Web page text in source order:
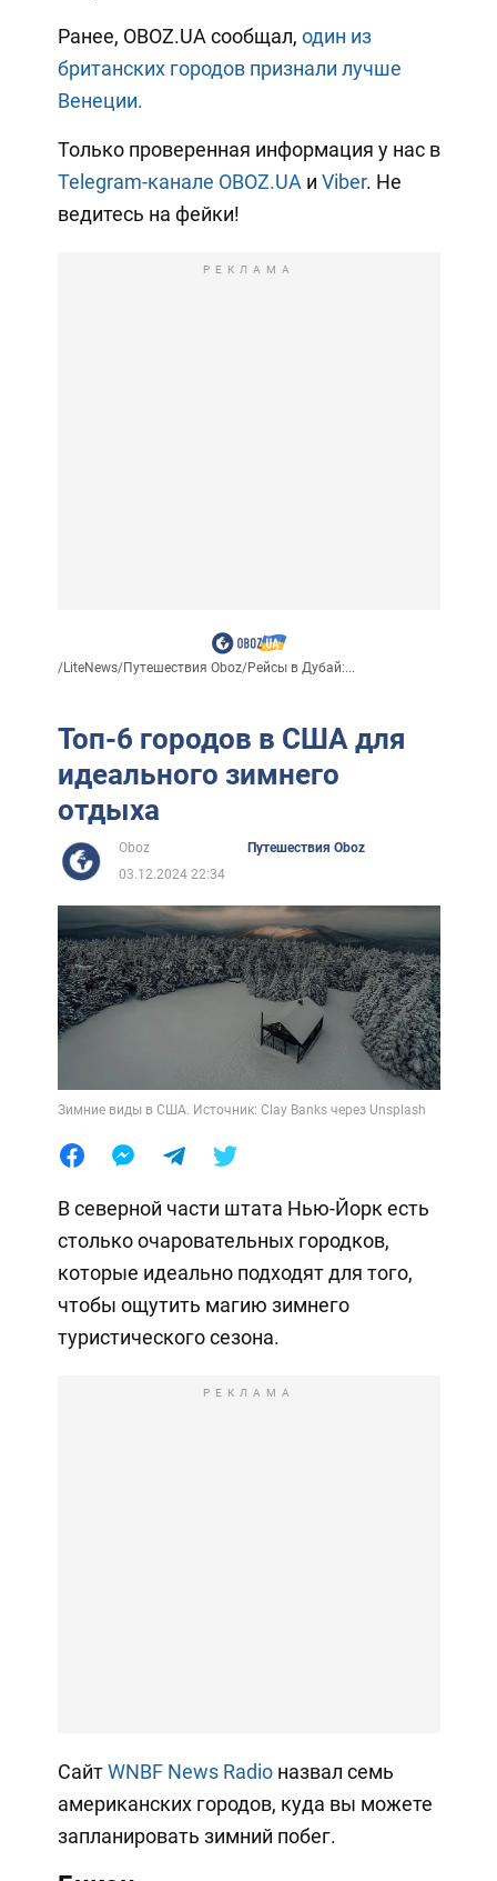
Ранее, OBOZ.UA сообщал, один из
британских городов признали лучше
Венеции.
Только проверенная информация у нас в
Telegram-канале OBOZ.UA и Viber. Не
ведитесь на фейки!
РЕКЛАМА
/LiteNews/Путешествия Oboz/Рейсы в Дубай:...
Топ-6 городов в США для
идеального зимнего
отдыха
Oboz
Путешествия Oboz
03.12.2024 22:34
Зимние виды в США. Источник: Clay Banks через Unsplash
В северной части штата Нью-Йорк есть
столько очаровательных городков,
которые идеально подходят для того,
чтобы ощутить магию зимнего
туристического сезона.
РЕКЛАМА
СайтWNBF News Radioназвал семь
американских городов, куда вы можете
запланировать зимний побег.